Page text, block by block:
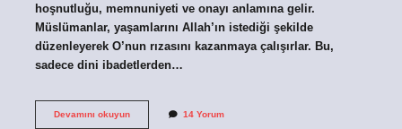
hoşnutluğu, memnuniyeti ve onayı anlamına gelir.
Müslümanlar, yaşamlarını Allah’ın istediği şekilde
düzenleyerek O’nun rızasını kazanmaya çalışırlar. Bu,
sadece dini ibadetlerden…
Devamını okuyunAllah’ın
14 Yorum